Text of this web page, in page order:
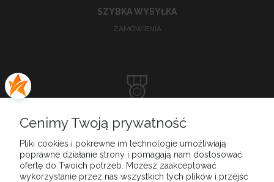
SZYBKA WYSYŁKA
ZAMÓWIENIA
DOSKONAŁA
Cenimy Twoją prywatność
Pliki cookies i pokrewne im technologie umożliwiają
poprawne działanie strony i pomagają nam dostosować
ofertę do Twoich potrzeb. Możesz zaakceptować
wykorzystanie przez nas wszystkich tych plików i przejść